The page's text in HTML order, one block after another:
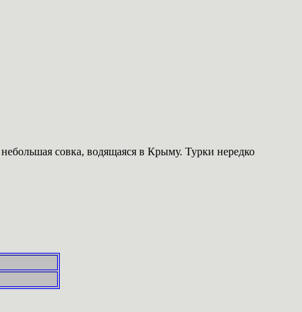
небольшая совка, водящаяся в Крыму. Турки нередко